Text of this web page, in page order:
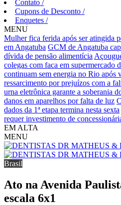
Contato /
Cupons de Desconto /
Enquetes /
MENU
Mulher fica ferida após ser atingida
em Angatuba GCM de Angatuba
dívida de pensão alimentícia
colegas com faca em supermercado
continuam sem energia no Rio após
ressarcimento por prejuízos com a
urna eletrônica garante a soberania
danos em aparelhos por falta de luz
dados da 1ª etapa termina nesta sexta
requer investimento de
EM ALTA
MENU
Brasil
Ato na Avenida
escala 6x1